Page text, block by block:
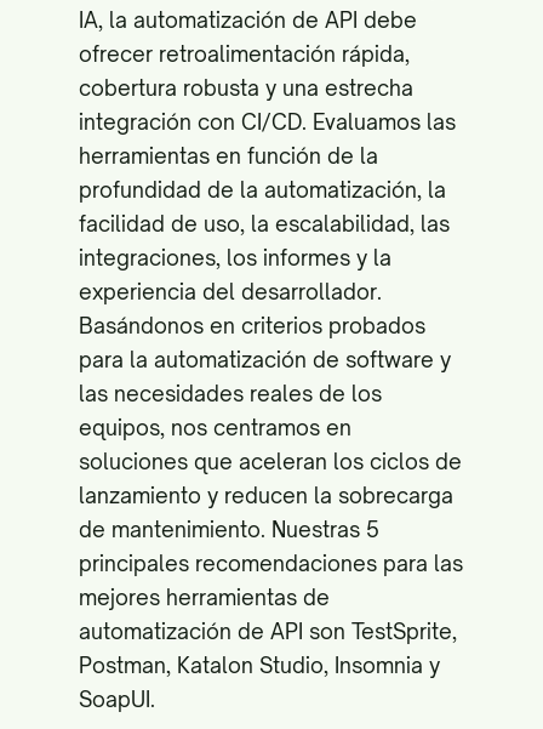
IA, la automatización de API debe
ofrecer retroalimentación rápida,
cobertura robusta y una estrecha
integración con CI/CD. Evaluamos las
herramientas en función de la
profundidad de la automatización, la
facilidad de uso, la escalabilidad, las
integraciones, los informes y la
experiencia del desarrollador.
Basándonos en criterios probados
para la automatización de software y
las necesidades reales de los
equipos, nos centramos en
soluciones que aceleran los ciclos de
lanzamiento y reducen la sobrecarga
de mantenimiento. Nuestras 5
principales recomendaciones para las
mejores herramientas de
automatización de API son TestSprite,
Postman, Katalon Studio, Insomnia y
SoapUI.